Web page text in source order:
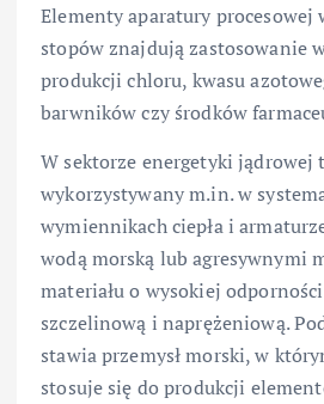
Elementy aparatury procesowej
stopów znajdują zastosowanie
produkcji chloru, kwasu
barwników czy środków
W sektorze energetyki jądrowej
wykorzystywany m.in. w
wymiennikach ciepła i
wodą morską lub agresywnymi
materiału o wysokiej
szczelinową i naprężeniową.
stawia przemysł morski, w
stosuje się do produkcji